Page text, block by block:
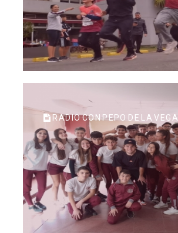
RADIO CON PEPO DE LA VEGA